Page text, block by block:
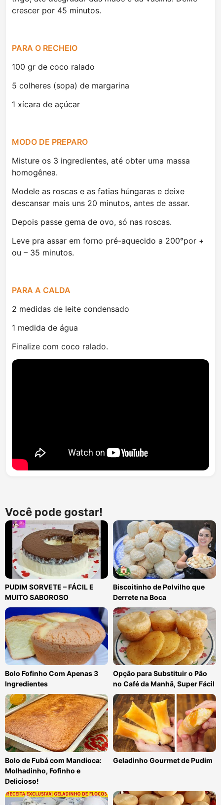
crescer por 45 minutos.
PARA O RECHEIO
100 gr de coco ralado
5 colheres (sopa) de margarina
1 xícara de açúcar
MODO DE PREPARO
Misture os 3 ingredientes, até obter uma massa
homogênea.
Modele as roscas e as fatias húngaras e deixe
descansar mais uns 20 minutos, antes de assar.
Depois passe gema de ovo, só nas roscas.
Leve pra assar em forno pré-aquecido a 200°por +
ou – 35 minutos.
PARA A CALDA
2 medidas de leite condensado
1 medida de água
Finalize com coco ralado.
Você pode gostar!
PUDIM SORVETE – FÁCIL E
MUITO SABOROSO
Biscoitinho de Polvilho que
Derrete na Boca
Bolo Fofinho Com Apenas 3
Ingredientes
Opção para Substituir o Pão
no Café da Manhã, Super Fácil
Bolo de Fubá com Mandioca:
Molhadinho, Fofinho e
Delicioso!
Geladinho Gourmet de Pudim